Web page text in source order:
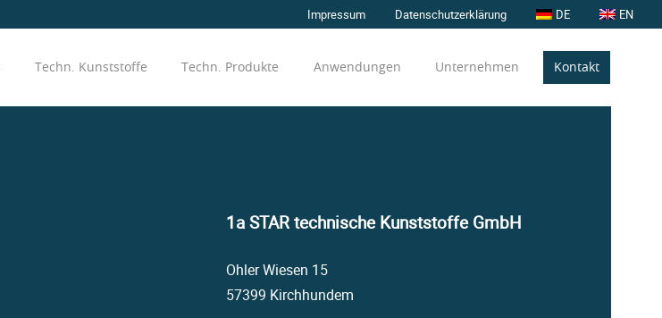
Impressum Datenschutzerklärung DE EN
Techn. Kunststoffe Techn. Produkte Anwendungen Unternehmen Kontakt
1a STAR technische Kunststoffe GmbH
Ohler Wiesen 15
57399 Kirchhundem